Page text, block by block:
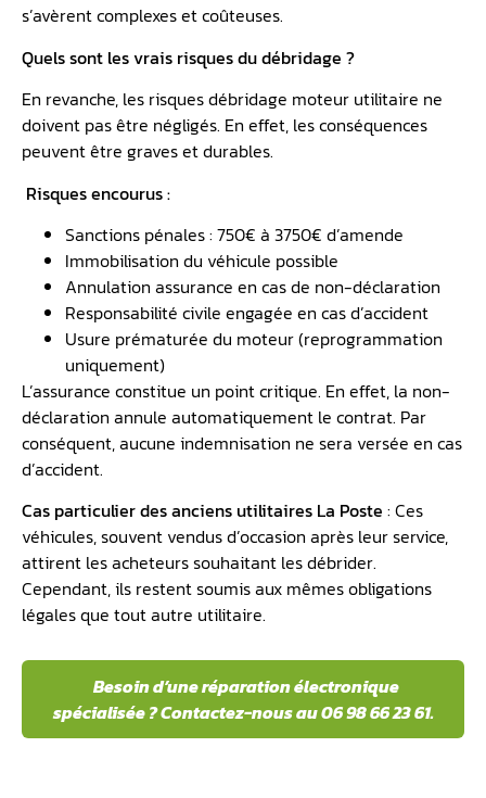
s’avèrent complexes et coûteuses.
Quels sont les vrais risques du débridage ?
En revanche, les risques débridage moteur utilitaire ne
doivent pas être négligés. En effet, les conséquences
peuvent être graves et durables.
Risques encourus :
Sanctions pénales : 750€ à 3750€ d’amende
Immobilisation du véhicule possible
Annulation assurance en cas de non-déclaration
Responsabilité civile engagée en cas d’accident
Usure prématurée du moteur (reprogrammation
uniquement)
L’assurance constitue un point critique. En effet, la non-
déclaration annule automatiquement le contrat. Par
conséquent, aucune indemnisation ne sera versée en cas
d’accident.
Cas particulier des anciens utilitaires La Poste : Ces
véhicules, souvent vendus d’occasion après leur service,
attirent les acheteurs souhaitant les débrider.
Cependant, ils restent soumis aux mêmes obligations
légales que tout autre utilitaire.
Besoin d’une réparation électronique
spécialisée ? Contactez-nous au 06 98 66 23 61.